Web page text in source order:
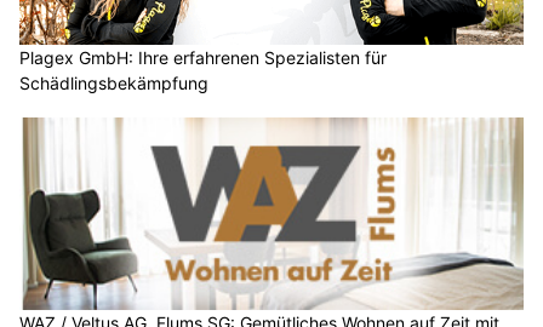
Plagex GmbH: Ihre erfahrenen Spezialisten für
Schädlingsbekämpfung